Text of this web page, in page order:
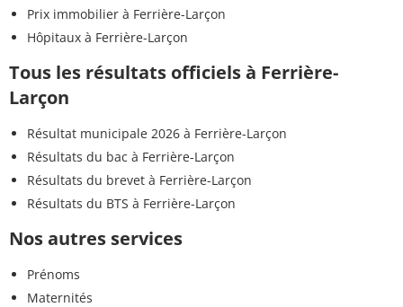
Prix immobilier à Ferrière-Larçon
Hôpitaux à Ferrière-Larçon
Tous les résultats officiels à Ferrière-
Larçon
Résultat municipale 2026 à Ferrière-Larçon
Résultats du bac à Ferrière-Larçon
Résultats du brevet à Ferrière-Larçon
Résultats du BTS à Ferrière-Larçon
Nos autres services
Prénoms
Maternités